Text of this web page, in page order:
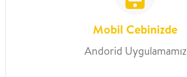
Mobil Cebinizde
Andorid Uygulamamız